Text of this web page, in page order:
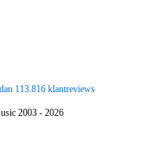
113.816 klantreviews
2003 - 2026